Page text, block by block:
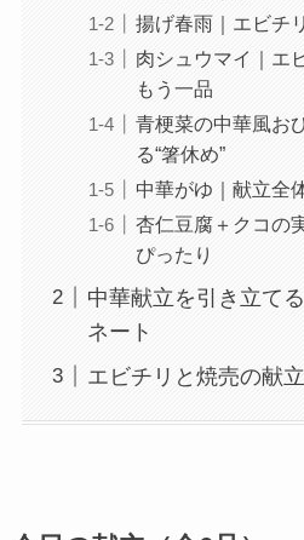
揚げ春雨｜エビチ
肉シュウマイ｜エ
もう一品
青梗菜の中華風お
る“箸休め”
中華がゆ｜献立全
杏仁豆腐＋クコの
ぴったり
中華献立を引き立て
ネート
エビチリと焼売の献